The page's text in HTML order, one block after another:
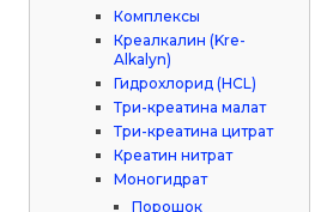
Комплексы
Креалкалин (Kre-
Alkalyn)
Гидрохлорид (HCL)
Три-креатина малат
Три-креатина цитрат
Креатин нитрат
Моногидрат
Порошок